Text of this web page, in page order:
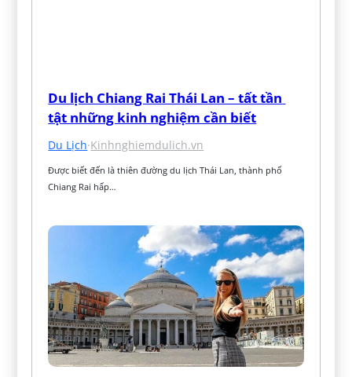
Du lịch Chiang Rai Thái Lan – tất tần
tật những kinh nghiệm cần biết
Du Lịch·Kinhnghiemdulich.vn
Được biết đến là thiên đường du lịch Thái Lan, thành phố
Chiang Rai hấp…